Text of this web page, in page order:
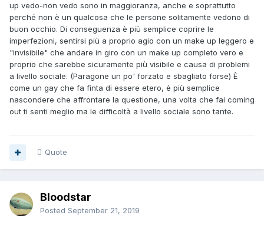
up vedo-non vedo sono in maggioranza, anche e soprattutto
perché non è un qualcosa che le persone solitamente vedono di
buon occhio. Di conseguenza è più semplice coprire le
imperfezioni, sentirsi più a proprio agio con un make up leggero e
"invisibile" che andare in giro con un make up completo vero e
proprio che sarebbe sicuramente più visibile e causa di problemi
a livello sociale. (Paragone un po' forzato e sbagliato forse) È
come un gay che fa finta di essere etero, è più semplice
nascondere che affrontare la questione, una volta che fai coming
out ti senti meglio ma le difficoltà a livello sociale sono tante.
Quote
Bloodstar
Posted September 21, 2019